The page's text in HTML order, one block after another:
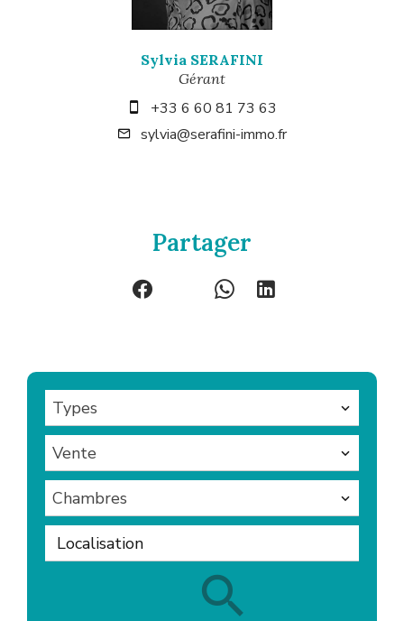
Sylvia SERAFINI
Gérant
+33 6 60 81 73 63
sylvia@serafini-immo.fr
Partager
Types
Vente
Chambres
Localisation